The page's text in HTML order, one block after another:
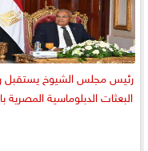
رئيس مجلس الشيوخ يستقبل
البعثات الدبلوماسية المصرية